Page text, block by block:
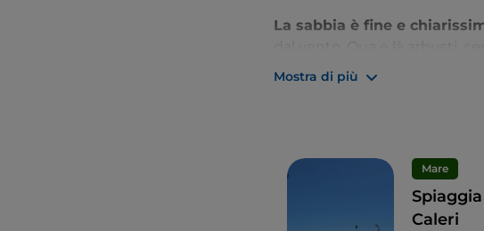
La sabbia è fine e
d’albero che le intemperie
Mostra di più
Mare
Caleri